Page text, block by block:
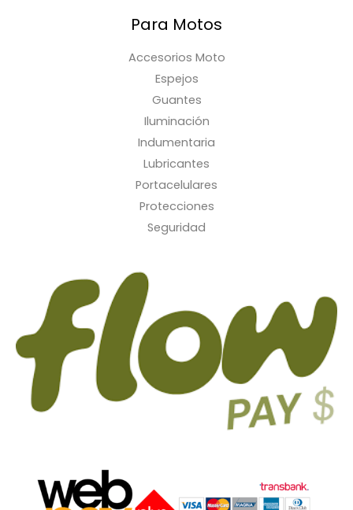
Para Motos
Accesorios Moto
Espejos
Guantes
Iluminación
Indumentaria
Lubricantes
Portacelulares
Protecciones
Seguridad